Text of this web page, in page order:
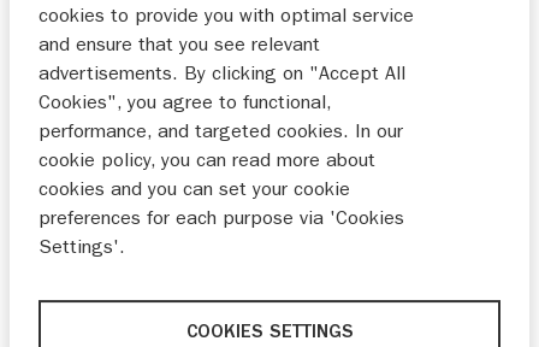
Alu ketting beschermer
DL1000/1050
€ 95,-
Alu ketting beschermer
DL1050DE
cookies to provide you with optimal service
and ensure that you see relevant
advertisements. By clicking on "Accept All
Cookies", you agree to functional,
performance, and targeted cookies. In our
cookie policy, you can read more about
cookies and you can set your cookie
preferences for each purpose via 'Cookies
Settings'.
COOKIES SETTINGS